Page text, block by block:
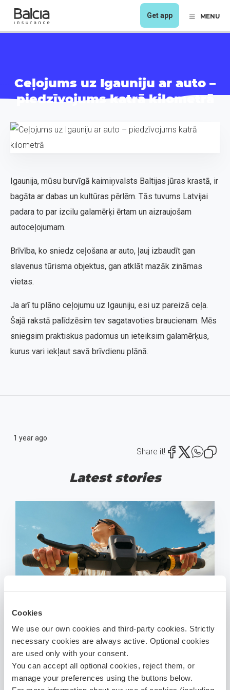
Cookies
We use our own cookies and third-party cookies. Strictly
necessary cookies are always active. Optional cookies
are used only with your consent.
You can accept all optional cookies, reject them, or
manage your preferences using the buttons below.
Get app MENU
Ceļojums uz Igauniju ar auto –
piedzīvojums katrā kilometrā
Igaunija, mūsu burvīgā kaimiņvalsts Baltijas jūras krastā, ir
bagāta ar dabas un kultūras pērlēm. Tās tuvums Latvijai
padara to par izcilu galamērķi ērtam un aizraujošam
autoceļojumam.
Brīvība, ko sniedz ceļošana ar auto, ļauj izbaudīt gan
slavenus tūrisma objektus, gan atklāt mazāk zināmas
vietas.
Ja arī tu plāno ceļojumu uz Igauniju, esi uz pareizā ceļa.
Šajā rakstā palīdzēsim tev sagatavoties braucienam. Mēs
sniegsim praktiskus padomus un ieteiksim galamērķus,
kurus vari iekļaut savā brīvdienu plānā.
1 year ago
Share it!
Latest stories
BALCIA PARŪPĒSIES
PAR DROŠU BEZMAKSAS
STĀVVIETU
VELOSIPĒDIEM UN